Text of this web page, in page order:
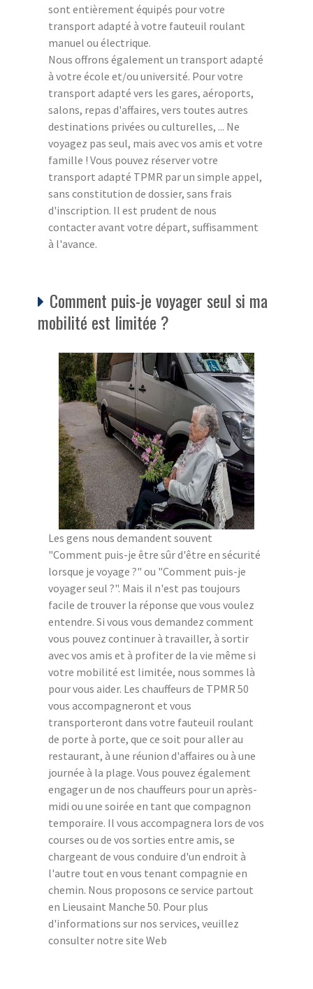
sont entièrement équipés pour votre
transport adapté à votre fauteuil roulant
manuel ou électrique.
Nous offrons également un transport adapté
à votre école et/ou université. Pour votre
transport adapté vers les gares, aéroports,
salons, repas d'affaires, vers toutes autres
destinations privées ou culturelles, ... Ne
voyagez pas seul, mais avec vos amis et votre
famille ! Vous pouvez réserver votre
transport adapté TPMR par un simple appel,
sans constitution de dossier, sans frais
d'inscription. Il est prudent de nous
contacter avant votre départ, suffisamment
à l'avance.
Comment puis-je voyager seul si ma
mobilité est limitée ?
Les gens nous demandent souvent
"Comment puis-je être sûr d'être en sécurité
lorsque je voyage ?" ou "Comment puis-je
voyager seul ?". Mais il n'est pas toujours
facile de trouver la réponse que vous voulez
entendre. Si vous vous demandez comment
vous pouvez continuer à travailler, à sortir
avec vos amis et à profiter de la vie même si
votre mobilité est limitée, nous sommes là
pour vous aider. Les chauffeurs de TPMR 50
vous accompagneront et vous
transporteront dans votre fauteuil roulant
de porte à porte, que ce soit pour aller au
restaurant, à une réunion d'affaires ou à une
journée à la plage. Vous pouvez également
engager un de nos chauffeurs pour un après-
midi ou une soirée en tant que compagnon
temporaire. Il vous accompagnera lors de vos
courses ou de vos sorties entre amis, se
chargeant de vous conduire d'un endroit à
l'autre tout en vous tenant compagnie en
chemin. Nous proposons ce service partout
en Lieusaint Manche 50. Pour plus
d'informations sur nos services, veuillez
consulter notre site Web